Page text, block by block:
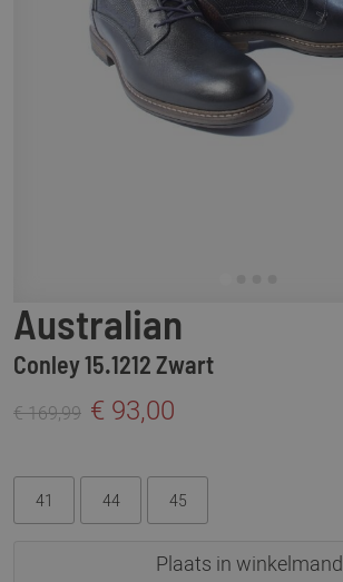
Australian
Conley 15.1212 Zwart
€ 169,99 € 93,00
41 44 45
Plaats in winkelmand